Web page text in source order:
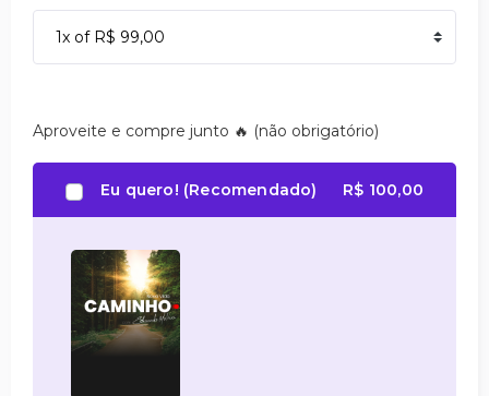
Aproveite e compre junto 🔥 (não obrigatório)
Eu quero! (Recomendado) R$ 100,00